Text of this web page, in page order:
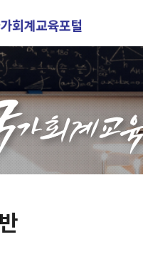
지가 새롭게 개편되었습니다.
세재정연구원홈페이지가 새롭